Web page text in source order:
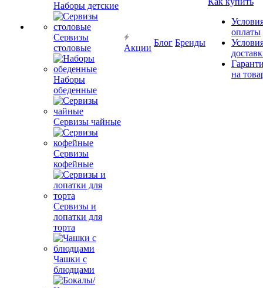
Наборы детские
Сервизы
столовые
Наборы
обеденные
Сервизы чайные
Сервизы
кофейные
Сервизы и
лопатки для
торта
Чашки с
блюдцами
Акции
Блог Бренды
оплаты
на